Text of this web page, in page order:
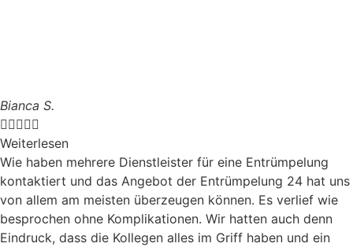
Bianca S.

Weiterlesen
Wie haben mehrere Dienstleister für eine Entrümpelung
kontaktiert und das Angebot der Entrümpelung 24 hat uns
von allem am meisten überzeugen können. Es verlief wie
besprochen ohne Komplikationen. Wir hatten auch denn
Eindruck, dass die Kollegen alles im Griff haben und ein